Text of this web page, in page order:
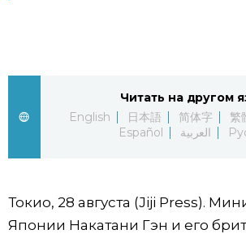
Новости
Путеводитель по Японии
Разделы
Читать на другом
English
日本語 简体字 繁
Español
العربية
Токио, 28 августа (Jiji Press).
Японии Накатани Гэн и его